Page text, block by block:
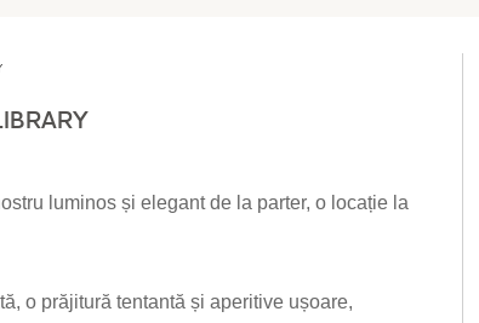
luminos și elegant de la parter, o locație la
o prăjitură tentantă și aperitive ușoare,